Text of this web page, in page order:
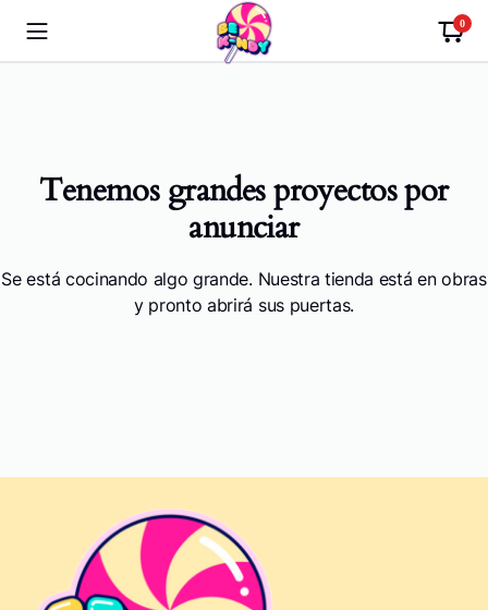
0
Tenemos grandes proyectos por
anunciar
Se está cocinando algo grande. Nuestra tienda está en obras
y pronto abrirá sus puertas.